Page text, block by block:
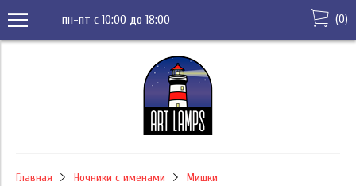
пн-пт с 10:00 до 18:00 (0)
Главная Ночники с именами
Мишки